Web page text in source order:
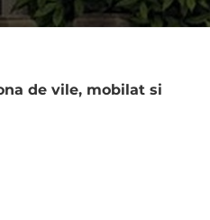
de vile, mobilat si